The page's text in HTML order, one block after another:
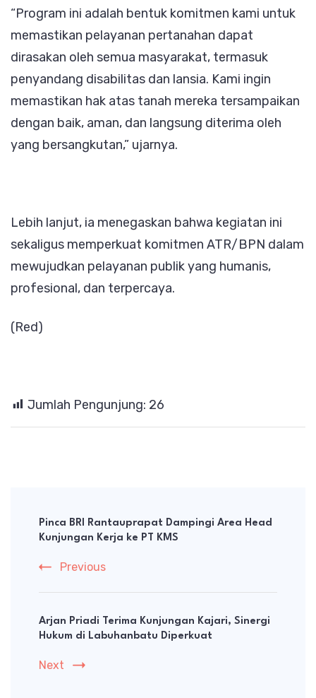
“Program ini adalah bentuk komitmen kami untuk
memastikan pelayanan pertanahan dapat
dirasakan oleh semua masyarakat, termasuk
penyandang disabilitas dan lansia. Kami ingin
memastikan hak atas tanah mereka tersampaikan
dengan baik, aman, dan langsung diterima oleh
yang bersangkutan,” ujarnya.
Lebih lanjut, ia menegaskan bahwa kegiatan ini
sekaligus memperkuat komitmen ATR/BPN dalam
mewujudkan pelayanan publik yang humanis,
profesional, dan terpercaya.
(Red)
Jumlah Pengunjung: 26
Navigation
Pinca BRI Rantauprapat Dampingi Area Head
Kunjungan Kerja ke PT KMS
Previous
Arjan Priadi Terima Kunjungan Kajari, Sinergi
Hukum di Labuhanbatu Diperkuat
Next